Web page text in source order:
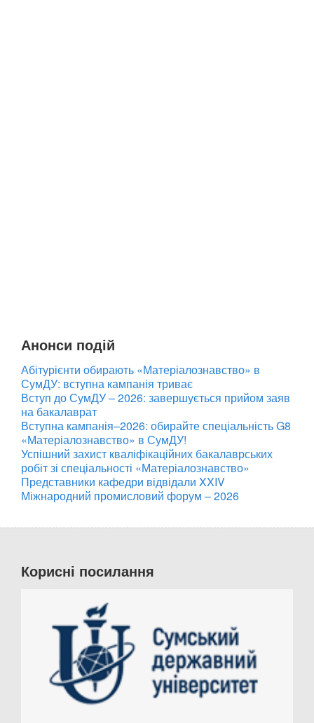
Анонси подій
Абітурієнти обирають «Матеріалознавство» в
СумДУ: вступна кампанія триває
Вступ до СумДУ – 2026: завершується прийом заяв
на бакалаврат
Вступна кампанія–2026: обирайте спеціальність G8
«Матеріалознавство» в СумДУ!
Успішний захист кваліфікаційних бакалаврських
робіт зі спеціальності «Матеріалознавство»
Представники кафедри відвідали XXIV
Міжнародний промисловий форум – 2026
Корисні посилання